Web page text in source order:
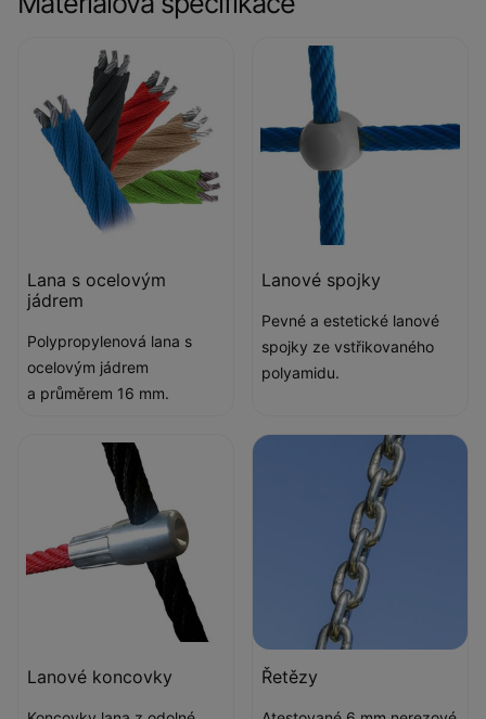
Lana s ocelovým
jádrem
Polypropylenová lana s
ocelovým jádrem
a průměrem 16 mm.
Lanové spojky
Pevné a estetické lanové
spojky ze vstřikovaného
polyamidu.
Lanové koncovky Řetězy